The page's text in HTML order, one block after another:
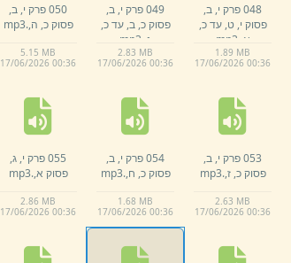
048 פרק י,
ב,
פסוק י, ט, עד כ,
א, mp3
1.89 MB
17/06/2026 00:36
049 פרק י,
ב,
פסוק כ, ב, עד כ,
ג, mp3
2.83 MB
17/06/2026 00:36
050 פרק י,
ב,
פסוק כ, ה,.
mp3
5.15 MB
17/06/2026 00:36
053 פרק י,
ב,
פסוק כ, ז,.
mp3
2.63 MB
17/06/2026 00:36
054 פרק י,
ב,
פסוק כ, ח,.
mp3
1.68 MB
17/06/2026 00:36
055 פרק י,
ג,
פסוק א,.
mp3
2.86 MB
17/06/2026 00:36